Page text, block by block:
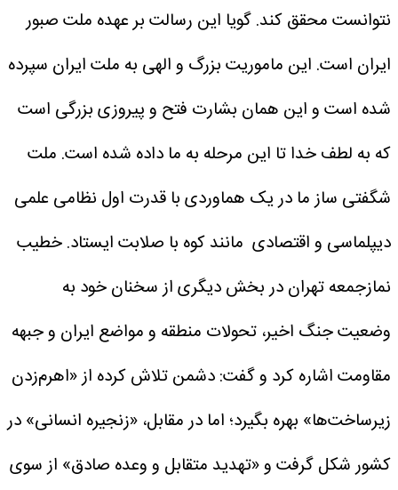
نتوانست محقق کند. گویا این رسالت بر عهده ملت صبور
ایران است. این ماموریت بزرگ و الهی به ملت ایران سپرده
شده است و این همان بشارت فتح و پیروزی بزرگی است
که به لطف خدا تا این مرحله به ما داده شده است. ملت
شگفتی ساز ما در یک هماوردی با قدرت اول نظامی علمی
دیپلماسی و اقتصادی مانند کوه با صلابت ایستاد.خطیب
نمازجمعه تهران در بخش دیگری از سخنان خود به
وضعیت جنگ اخیر، تحولات منطقه و مواضع ایران و جبهه
مقاومت اشاره کرد و گفت: دشمن تلاش کرده از «اهرم‌زدن
زیرساخت‌ها» بهره بگیرد؛ اما در مقابل، «زنجیره انسانی» در
کشور شکل گرفت و «تهدید متقابل و وعده صادق» از سوی